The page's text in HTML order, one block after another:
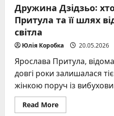
Дружина Дзідзьо:
Притула та її шлях
світла
Юлія Коробка 20.05.2026
Ярослава Притула,
довгі роки залишалася
жінкою поруч із
Read MoreRead
more